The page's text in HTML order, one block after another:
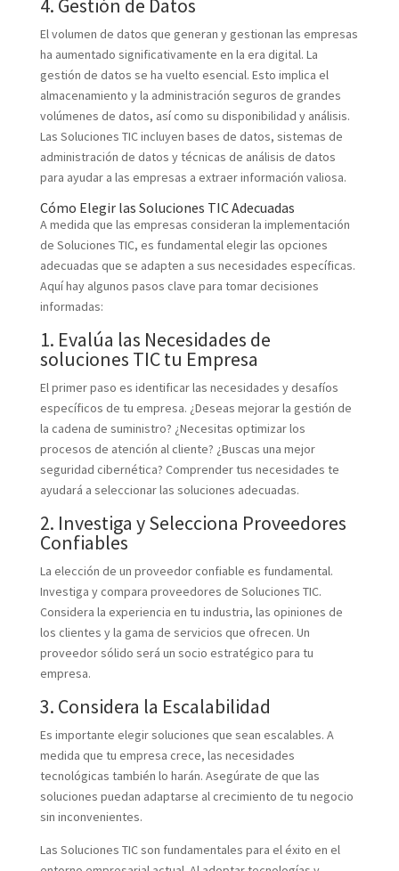
4. Gestión de Datos
El volumen de datos que generan y gestionan las empresas
ha aumentado significativamente en la era digital. La
gestión de datos se ha vuelto esencial. Esto implica el
almacenamiento y la administración seguros de grandes
volúmenes de datos, así como su disponibilidad y análisis.
Las Soluciones TIC incluyen bases de datos, sistemas de
administración de datos y técnicas de análisis de datos
para ayudar a las empresas a extraer información valiosa.
Cómo Elegir las Soluciones TIC Adecuadas
A medida que las empresas consideran la implementación
de Soluciones TIC, es fundamental elegir las opciones
adecuadas que se adapten a sus necesidades específicas.
Aquí hay algunos pasos clave para tomar decisiones
informadas:
1. Evalúa las Necesidades de
soluciones TIC tu Empresa
El primer paso es identificar las necesidades y desafíos
específicos de tu empresa. ¿Deseas mejorar la gestión de
la cadena de suministro? ¿Necesitas optimizar los
procesos de atención al cliente? ¿Buscas una mejor
seguridad cibernética? Comprender tus necesidades te
ayudará a seleccionar las soluciones adecuadas.
2. Investiga y Selecciona Proveedores
Confiables
La elección de un proveedor confiable es fundamental.
Investiga y compara proveedores de Soluciones TIC.
Considera la experiencia en tu industria, las opiniones de
los clientes y la gama de servicios que ofrecen. Un
proveedor sólido será un socio estratégico para tu
empresa.
3. Considera la Escalabilidad
Es importante elegir soluciones que sean escalables. A
medida que tu empresa crece, las necesidades
tecnológicas también lo harán. Asegúrate de que las
soluciones puedan adaptarse al crecimiento de tu negocio
sin inconvenientes.
Las Soluciones TIC son fundamentales para el éxito en el